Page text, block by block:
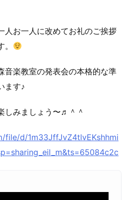
人お一人に改めてお礼のご挨拶
音楽教室の発表会の本格的な準
ます♪
しみましょう〜♬＾＾
file/d/1m33JffJvZ4tlvEKshhmi